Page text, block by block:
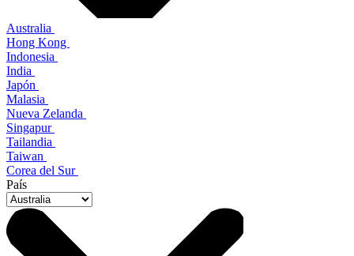
Australia
Hong Kong
Indonesia
India
Japón
Malasia
Nueva Zelanda
Singapur
Tailandia
Taiwan
Corea del Sur
País